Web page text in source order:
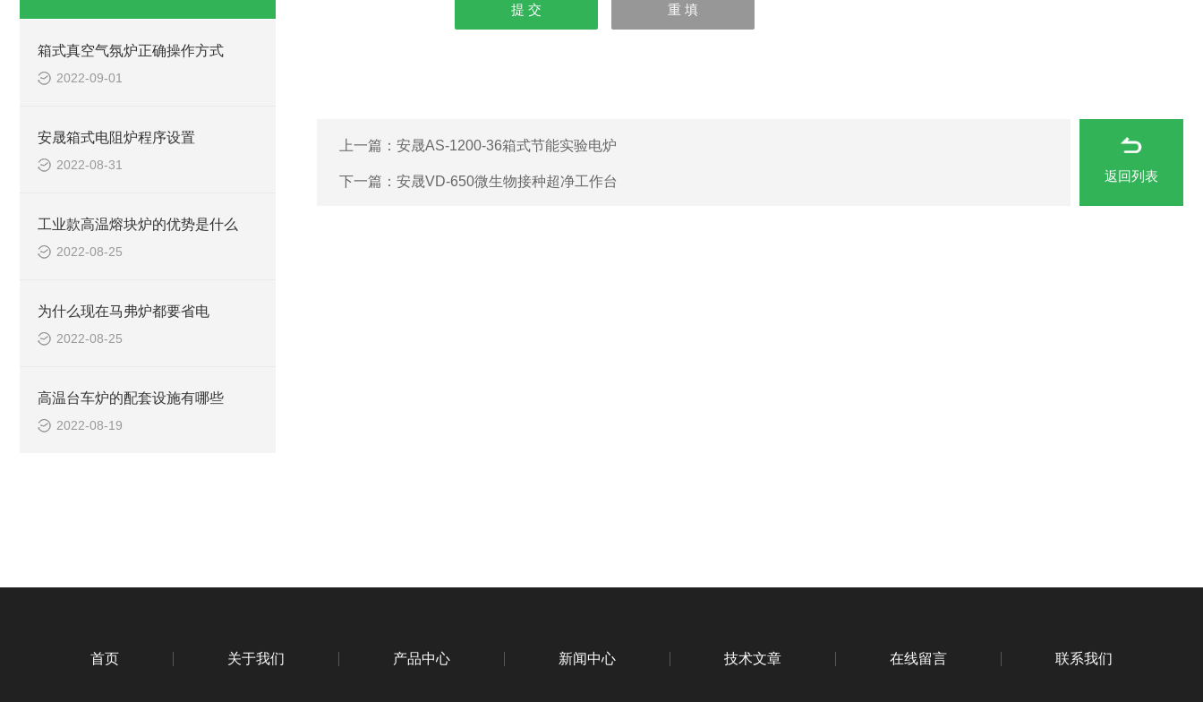
箱式真空气氛炉正确操作方式
2022-09-01
安晟箱式电阻炉程序设置
2022-08-31
工业款高温熔块炉的优势是什么
2022-08-25
为什么现在马弗炉都要省电
2022-08-25
高温台车炉的配套设施有哪些
2022-08-19
上一篇： 安晟AS-1200-36箱式节能实验电炉
下一篇： 安晟VD-650微生物接种超净工作台 返回列表
首页 关于我们 产品中心 新闻中心 技术文章 在线留言 联系我们